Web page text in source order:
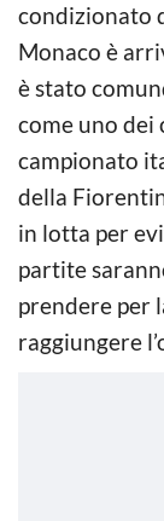
condizionato
Monaco è
è stato
come uno dei
campionato
della
in lotta per
partite
prendere per
raggiungere